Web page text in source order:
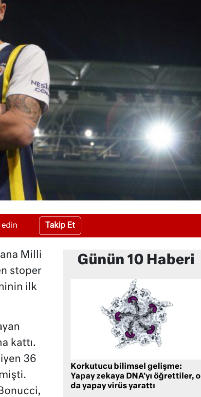
edin Takip Et
Milli
stoper
ilk
kattı.
36
Günün 10 Haberi
Korkutucu bilimsel gelişme:
Yapay zekaya DNA’yı öğrettiler, o
da yapay virüs yarattı